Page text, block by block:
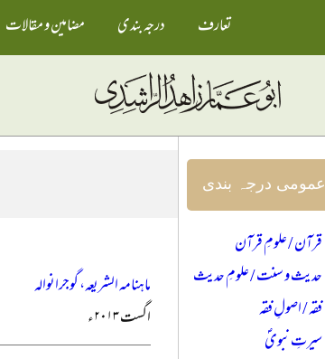
تعارف درجہ بندی مضامین و مقالات
ماہنامہ الشریعہ، گوجرانوالہ
اگست ۲۰۱۳ء
عمومی درجہ بندی
قرآن / علومِ قرآن
حدیث و سنت / علومِ حدیث
فقہ / اصولِ فقہ
سیرتِ نبویؐ